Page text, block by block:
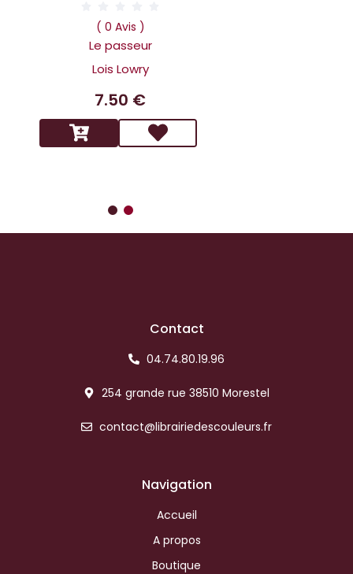
( 0 Avis )
Le passeur
Lois Lowry
7.50 €
Contact
04.74.80.19.96
254 grande rue 38510 Morestel
contact@librairiedescouleurs.fr
Navigation
Accueil
A propos
Boutique